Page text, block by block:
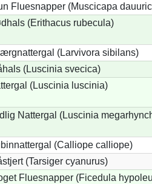
Fluesnapper (Muscicapa
(Erithacus rubecula)
(Larvivora sibilans)
(Luscinia svecica)
(Luscinia luscinia)
Nattergal (Luscinia
(Calliope calliope)
(Tarsiger cyanurus)
Fluesnapper (Ficedula